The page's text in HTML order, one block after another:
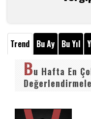
Trend Bu Ay Bu Yıl
Bu Hafta En